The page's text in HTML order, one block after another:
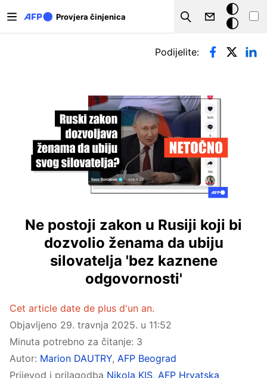
Provjera činjenica
Search
Tamna
pozadina
Primarne oznake
Podijelite:
Ne postoji zakon u Rusiji koji bi
dozvolio ženama da ubiju
silovatelja 'bez kaznene
odgovornosti'
Cet article date de plus d'un an.
Objavljeno 29. travnja 2025. u 11:52
Minuta potrebno za čitanje: 3
Autor: Marion DAUTRY, AFP Beograd
Prijevod i prilagodba Nikola KIS, AFP Hrvatska